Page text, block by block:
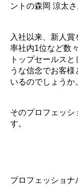
ントの森岡 涼太さ
入社以来、新人
率社内1位など数
トップセールス
うな信念でお客
いるのでしょうか
そのプロフェッシ
す。
プロフェッショナ